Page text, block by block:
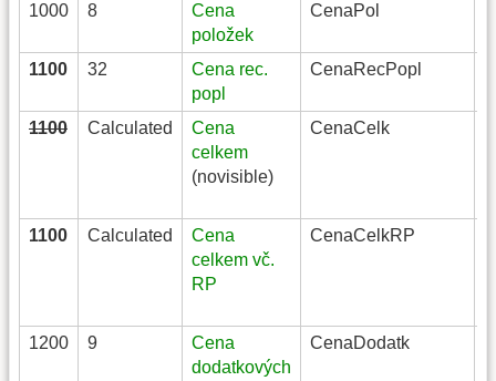
1000 8
Cena
položek
CenaPol
1100 32
Cena rec.
popl
CenaRecPopl
1100 Calculated
Cena
celkem
(novisible)
CenaCelk
1100 Calculated
Cena
celkem vč.
RP
CenaCelkRP
1200 9
Cena
dodatkových
CenaDodatk